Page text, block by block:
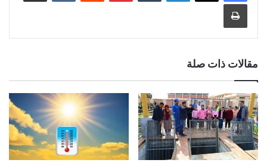
مقالات ذات صلة